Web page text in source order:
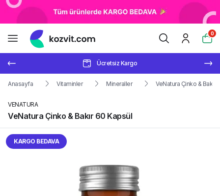
0
Ücretsiz Kargo
Anasayfa Vitaminler Mineraller VeNatura Çinko & Bakır
VENATURA
VeNatura Çinko & Bakır 60 Kapsül
KARGO BEDAVA